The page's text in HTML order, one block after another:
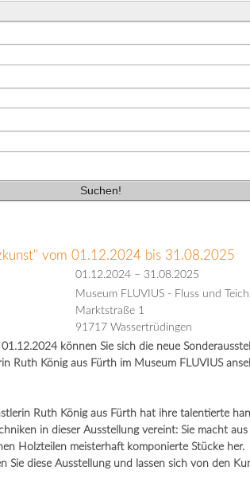
vom 01.12.2024 bis 31.08.2025
01.12.2024– 31.08.2025
Museum FLUVIUS - Fluss und Teich
Marktstraße 1
91717 Wassertrüdingen
können Sie sich die neue
Ruth König aus Fürth im Museum FLUVIUS
Ruth König aus Fürth hat ihre talentierte
in dieser Ausstellung vereint: Sie macht
Holzteilen meisterhaft komponierte Stücke her.
Sie diese Ausstellung und lassen sich von den